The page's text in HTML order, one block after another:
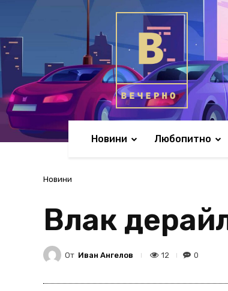
Новини Любопитно
Новини
Влак
От Иван Ангелов 12 0